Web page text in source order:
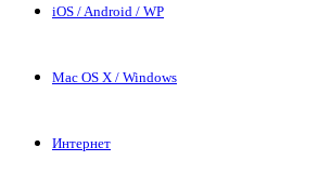
iOS / Android / WP
Mac OS X / Windows
Интернет